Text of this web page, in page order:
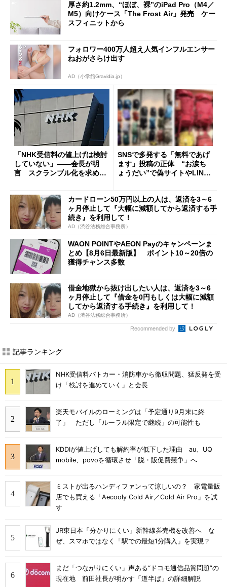
厚さ約1.2mm、“ほぼ、裸”のiPad Pro（M4／
M5）向けケース「The Frost Air」発売 ケー
スフィニットから
フォロワー400万人超え人気インフルエンサー
ねおがさらけ出す
AD（小学館Gravidia.jp）
「NHK受信料の値上げは検討
していない」――会長が明
言 スクランブル化を求める
SNSで多発する「無料であげ
ます」投稿の正体 “お涙ち
ょうだい”で偽サイトやLINE
カードローン50万円以上の人は、返済を3～6
ヶ月停止して『大幅に減額してから返済する手
続き』を利用して！
AD（渋谷法務総合事務所）
WAON POINTやAEON Payのキャンペーンま
とめ【8月6日最新版】 ポイント10～20倍の
獲得チャンス多数
借金地獄から抜け出したい人は、返済を3～6
ヶ月停止して『借金を0円もしくは大幅に減額
してから返済する手続き』を利用して！
AD（渋谷法務総合事務所）
Recommended by
記事ランキング
NHK受信料パトカー・消防車から徴収問題、猛反発を受
け「検討を進めていく」と会長
楽天モバイルのローミングは「予定通り9月末に終
了」 ただし「ルーラル限定で継続」の可能性も
KDDIが値上げしても解約率が低下した理由 au、UQ
mobile、povoを循環させ「脱・販促費競争」へ
ミストが出るハンディファンって涼しいの？ 家電量販
店でも買える「Aecooly Cold Air／Cold Air Pro」を試
す
JR東日本「分かりにくい」新幹線券売機を改善へ な
ぜ、スマホではなく「駅での最短1分購入」を実現？
まだ「つながりにくい」声ある“ドコモ通信品質問題”の
現在地 前田社長が明かす「道半ば」の詳細解説